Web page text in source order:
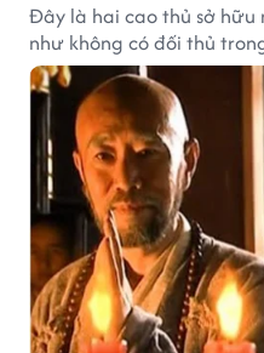
Đây là hai cao thủ sở hữu
như không có đối thủ